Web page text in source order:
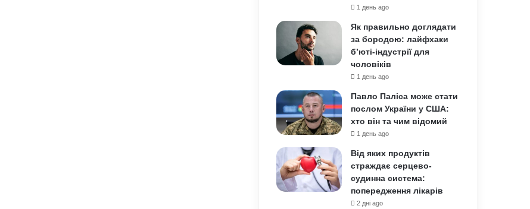
1 день ago
Як правильно доглядати
за бородою: лайфхаки
б’юті-індустрії для
чоловіків
1 день ago
Павло Паліса може стати
послом України у США:
хто він та чим відомий
1 день ago
Від яких продуктів
страждає серцево-
судинна система:
попередження лікарів
2 дні ago